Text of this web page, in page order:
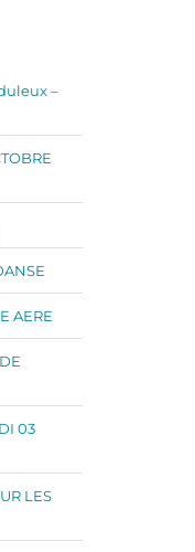
–
AERE
03
LES